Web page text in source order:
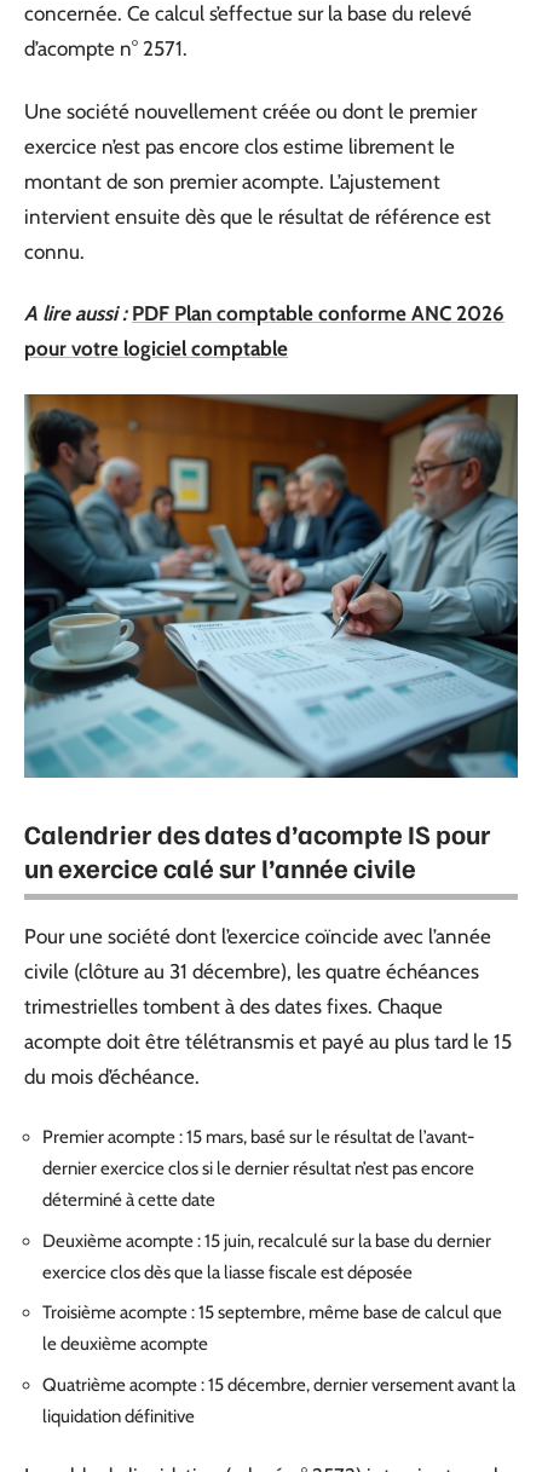
concernée. Ce calcul s’effectue sur la base du relevé
d’acompte n° 2571.
Une société nouvellement créée ou dont le premier
exercice n’est pas encore clos estime librement le
montant de son premier acompte. L’ajustement
intervient ensuite dès que le résultat de référence est
connu.
A lire aussi : PDF Plan comptable conforme ANC 2026
pour votre logiciel comptable
Calendrier des dates d’acompte IS pour
un exercice calé sur l’année civile
Pour une société dont l’exercice coïncide avec l’année
civile (clôture au 31 décembre), les quatre échéances
trimestrielles tombent à des dates fixes. Chaque
acompte doit être télétransmis et payé au plus tard le 15
du mois d’échéance.
Premier acompte : 15 mars, basé sur le résultat de l’avant-
dernier exercice clos si le dernier résultat n’est pas encore
déterminé à cette date
Deuxième acompte : 15 juin, recalculé sur la base du dernier
exercice clos dès que la liasse fiscale est déposée
Troisième acompte : 15 septembre, même base de calcul que
le deuxième acompte
Quatrième acompte : 15 décembre, dernier versement avant la
liquidation définitive